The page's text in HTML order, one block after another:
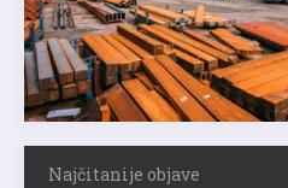
Najčitanije objave